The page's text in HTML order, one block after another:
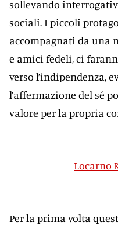
sollevando
sociali. I piccoli
accompagnati da
e amici fedeli, ci
verso l’indipendenza,
l’affermazione del sé
valore per la propria
Locarno
Per la prima volta